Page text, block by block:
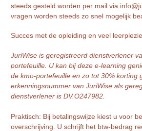
steeds gesteld worden per mail via
vragen worden steeds zo snel mogelijk
Succes met de opleiding en veel
JuriWise is geregistreerd dienstverlener
portefeuille. U kan bij deze e-learning
de kmo-portefeuille en zo tot 30% korting
erkenningsnummer van JuriWise als
dienstverlener is DV.O247982.
Praktisch: Bij betalingswijze kiest u voor
overschrijving. U schrijft het btw-bedrag